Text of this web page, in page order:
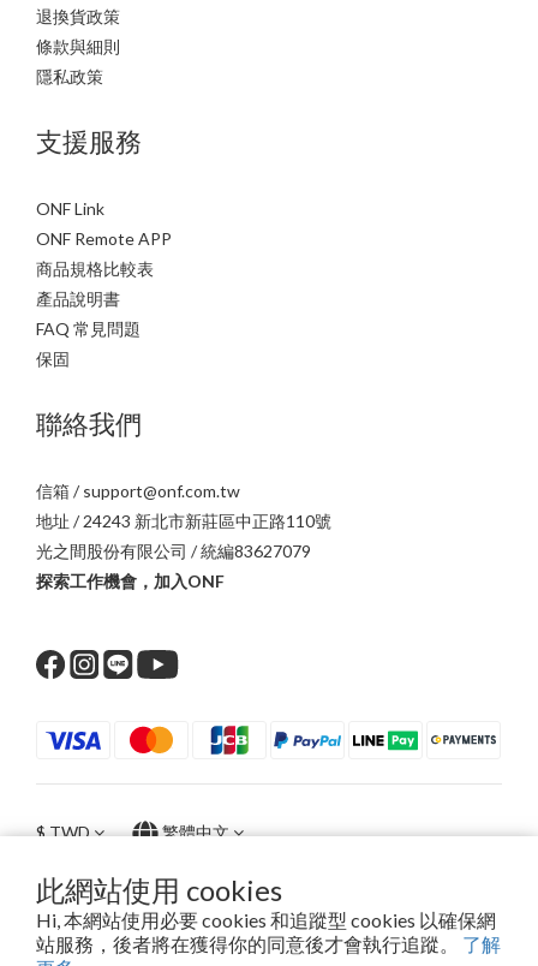
此網站使用 cookies
Hi, 本網站使用必要 cookies 和追蹤型 cookies 以確保網
站服務，後者將在獲得你的同意後才會執行追蹤。 了解
退換貨政策
條款與細則
隱私政策
支援服務
ONF Link
ONF Remote APP
商品規格比較表
產品說明書
FAQ 常見問題
保固
聯絡我們
信箱 / support@onf.com.tw
地址 / 24243 新北市新莊區中正路110號
光之間股份有限公司 / 統編83627079
探索工作機會，加入ONF
$TWD 繁體中文
2016 - 2024 © ONF.All right reserved.